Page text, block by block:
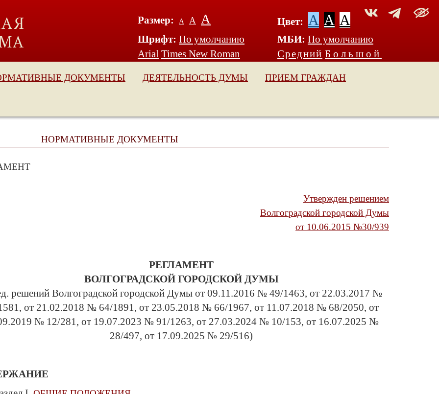
Размер: А А А Цвет: A A A
Шрифт: По умолчанию
Arial Times New Roman
МБИ: По умолчанию
Средний Большой
ДОКУМЕНТЫ ДЕЯТЕЛЬНОСТЬ ДУМЫ ПРИЕМ ГРАЖДАН
НОРМАТИВНЫЕ ДОКУМЕНТЫ
Утвержден решением
Волгоградской городской Думы
от 10.06.2015 №30/939
РЕГЛАМЕНТ
ВОЛГОГРАДСКОЙ ГОРОДСКОЙ ДУМЫ
решений Волгоградской городской Думы от 09.11.2016 № 49/1463, от 22.03.2017 №
от 21.02.2018 № 64/1891, от 23.05.2018 № 66/1967, от 11.07.2018 № 68/2050, от
№ 12/281, от 19.07.2023 № 91/1263, от 27.03.2024 № 10/153, от 16.07.2025 №
28/497, от 17.09.2025 № 29/516)